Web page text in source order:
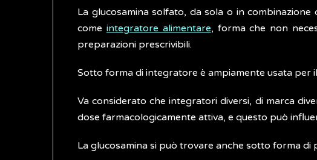
La glucosamina solfato, da sola o in combinazione
come integratore alimentare, forma che non
preparazioni prescrivibili.
Sotto forma di integratore è ampiamente usata per
Va considerato che integratori diversi, di marca
dose farmacologicamente attiva, e questo può
La glucosamina si può trovare anche sotto forma